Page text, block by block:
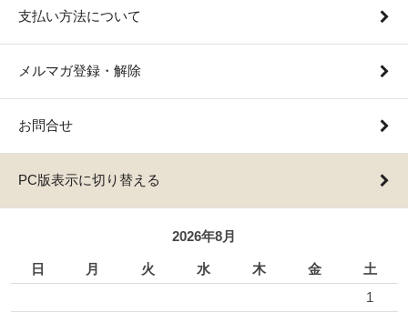
支払い方法について
メルマガ登録・解除
お問合せ
PC版表示に切り替える
2026年8月
日 月 火 水 木 金
土
1